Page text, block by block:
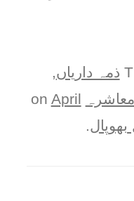
ذمہ دارياں,
معاشرہ
April
بھوپال.